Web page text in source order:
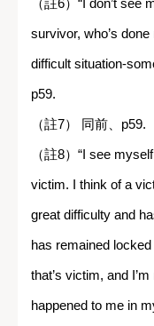
survivor, who’s
difficult situation-
p59.
（註7） 同前、p59.
（註8）“I see
victim. I think of a
great difficulty and
has remained
that’s victim, and
happened to me in